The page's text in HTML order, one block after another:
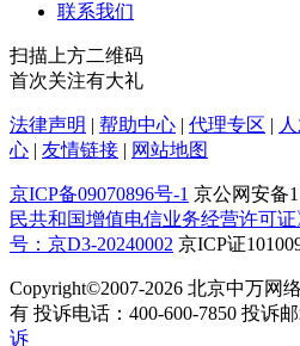
联系我们
扫描上方二维码
首次关注有大礼
法律声明 | 帮助中心 | 代理专区 |
心 | 友情链接 | 网站地图
京ICP备09070896号-1 京公网安备
民共和国增值电信业务经营许可证
号：京D3-20240002 京ICP证
Copyright©2007-2026 北京中万网
有 投诉电话：400-600-7850 投诉
诉